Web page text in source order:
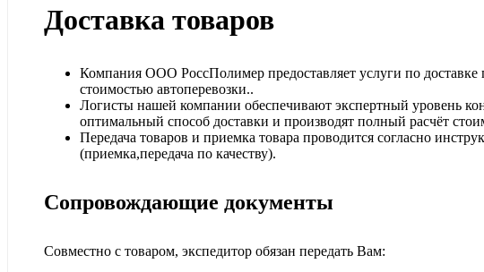
Доставка товаров
Компания ООО РоссПолимер предоставляет услуги по доставке
стоимостью автоперевозки..
Логисты нашей компании обеспечивают экспертный уровень
оптимальный способ доставки и производят полный расчёт
Передача товаров и приемка товара проводится согласно
(приемка,передача по качеству).
Сопровождающие документы
Совместно с товаром, экспедитор обязан передать Вам: